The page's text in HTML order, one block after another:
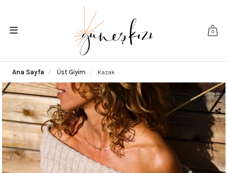
0
Ana Sayfa Üst Giyim Kazak
|